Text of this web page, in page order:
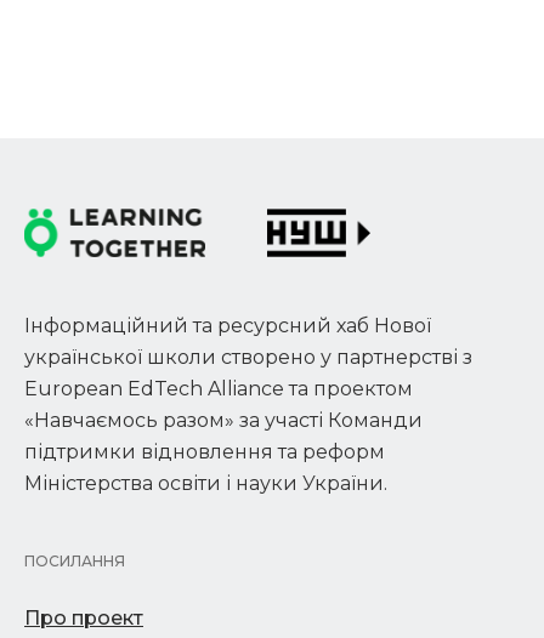
Інформаційний та ресурсний хаб Нової
української школи створено у партнерстві з
European EdTech Alliance та проектом
«Навчаємось разом» за участі Команди
підтримки відновлення та реформ
Міністерства освіти і науки України.
ПОСИЛАННЯ
Про проект